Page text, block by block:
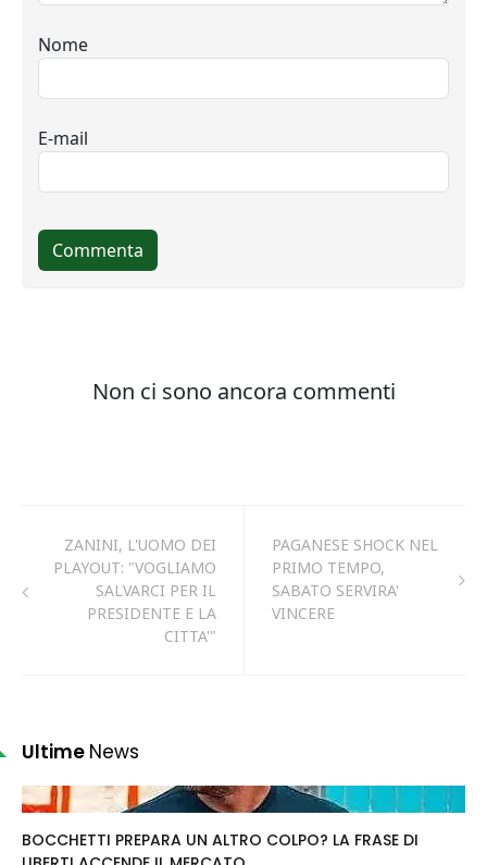
ZANINI, L'UOMO DEI
PLAYOUT: "VOGLIAMO
SALVARCI PER IL
PRESIDENTE E LA
CITTA'"
PAGANESE SHOCK NEL
PRIMO TEMPO,
SABATO SERVIRA'
VINCERE
Ultime News
BOCCHETTI PREPARA UN ALTRO COLPO? LA FRASE DI